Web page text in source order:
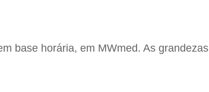
base horária, em MWmed. As grandezas